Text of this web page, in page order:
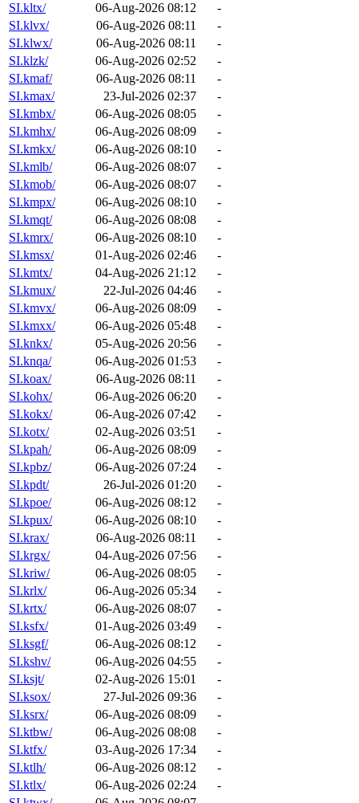
SI.kltx/
06-Aug-2026 08:12
-
SI.klvx/
06-Aug-2026 08:11
-
SI.klwx/
06-Aug-2026 08:11
-
SI.klzk/
06-Aug-2026 02:52
-
SI.kmaf/
06-Aug-2026 08:11
-
SI.kmax/
23-Jul-2026 02:37
-
SI.kmbx/
06-Aug-2026 08:05
-
SI.kmhx/
06-Aug-2026 08:09
-
SI.kmkx/
06-Aug-2026 08:10
-
SI.kmlb/
06-Aug-2026 08:07
-
SI.kmob/
06-Aug-2026 08:07
-
SI.kmpx/
06-Aug-2026 08:10
-
SI.kmqt/
06-Aug-2026 08:08
-
SI.kmrx/
06-Aug-2026 08:10
-
SI.kmsx/
01-Aug-2026 02:46
-
SI.kmtx/
04-Aug-2026 21:12
-
SI.kmux/
22-Jul-2026 04:46
-
SI.kmvx/
06-Aug-2026 08:09
-
SI.kmxx/
06-Aug-2026 05:48
-
SI.knkx/
05-Aug-2026 20:56
-
SI.knqa/
06-Aug-2026 01:53
-
SI.koax/
06-Aug-2026 08:11
-
SI.kohx/
06-Aug-2026 06:20
-
SI.kokx/
06-Aug-2026 07:42
-
SI.kotx/
02-Aug-2026 03:51
-
SI.kpah/
06-Aug-2026 08:09
-
SI.kpbz/
06-Aug-2026 07:24
-
SI.kpdt/
26-Jul-2026 01:20
-
SI.kpoe/
06-Aug-2026 08:12
-
SI.kpux/
06-Aug-2026 08:10
-
SI.krax/
06-Aug-2026 08:11
-
SI.krgx/
04-Aug-2026 07:56
-
SI.kriw/
06-Aug-2026 08:05
-
SI.krlx/
06-Aug-2026 05:34
-
SI.krtx/
06-Aug-2026 08:07
-
SI.ksfx/
01-Aug-2026 03:49
-
SI.ksgf/
06-Aug-2026 08:12
-
SI.kshv/
06-Aug-2026 04:55
-
SI.ksjt/
02-Aug-2026 15:01
-
SI.ksox/
27-Jul-2026 09:36
-
SI.ksrx/
06-Aug-2026 08:09
-
SI.ktbw/
06-Aug-2026 08:08
-
SI.ktfx/
03-Aug-2026 17:34
-
SI.ktlh/
06-Aug-2026 08:12
-
SI.ktlx/
06-Aug-2026 02:24
-